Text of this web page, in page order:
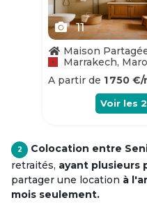
11
Maison
Marrakech,
A partir de 1 750
Voir les
2 Colocation entre
retraités, ayant plusieurs
partager une location à
mois seulement.